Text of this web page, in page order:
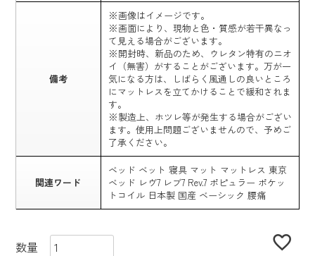
備考
※画像はイメージです。
※画面により、現物と色・質感が若干異なっ
て見える場合がございます。
※開封時、新品のため、ウレタン特有のニオ
イ（無害）がすることがございます。万が一
気になる方は、しばらく風通しの良いところ
にマットレスを立てかけることで緩和されま
す。
※製造上、ホツレ等が発生する場合がござい
ます。使用上問題ございませんので、予めご
了承ください。
関連ワード
ベッド ベット 寝具 マット マットレス 東京
ベッド レヴ7 レブ7 Rev.7 ポピュラー ポケッ
トコイル 日本製 国産 ベーシック 腰痛